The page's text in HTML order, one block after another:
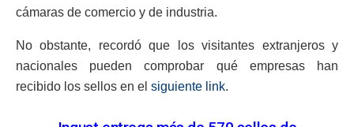
cámaras de comercio y de industria.
No obstante, recordó que los visitantes extranjeros y
nacionales pueden comprobar qué empresas han
recibido los sellos en el siguiente link.